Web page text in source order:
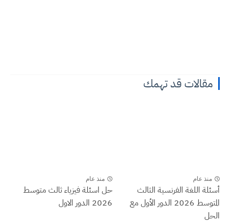
مقالات قد تهمك
منذ عام
أسئلة اللغة الفرنسية الثالث
المتوسط 2026 الدور الأول مع
الحل
منذ عام
حل اسئلة فيزياء ثالث متوسط
2026 الدور الاول